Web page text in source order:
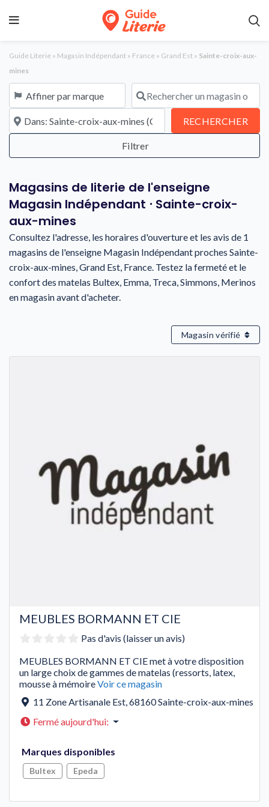
Guide Literie » Magasin Indépendant » France » Grand Est » Sainte-croix-aux-
mines
Affiner par marque Rechercher un magasin ou une
À proximité de RECHERCHER
Magasins de literie de l'enseigne
Magasin Indépendant ⋅ Sainte-croix-
aux-mines
Consultez l'adresse, les horaires d'ouverture et les avis de 1
magasins de l'enseigne Magasin Indépendant proches Sainte-
croix-aux-mines, Grand Est, France. Testez la fermeté et le
confort des matelas Bultex, Emma, Treca, Simmons, Merinos
en magasin avant d'acheter.
Magasin vérifié
MEUBLES BORMANN ET CIE
Pas d'avis (laisser un avis)
MEUBLES BORMANN ET CIE met à votre disposition
un large choix de gammes de matelas (ressorts, latex,
mousse à mémoireVoir ce magasin
11 Zone Artisanale Est,68160Sainte-croix-aux-mines
Fermé aujourd'hui:
Marques disponibles
Bultex Epeda